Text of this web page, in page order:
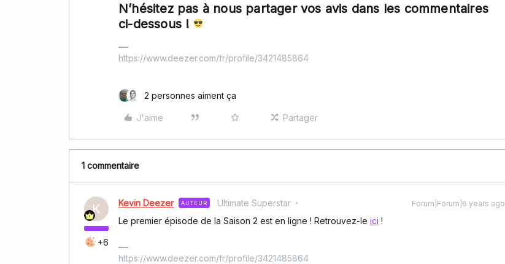
N’hésitez pas à nous partager vos avis dans les commentaires
ci-dessous !
https://www.deezer.com/fr/profile/3421485864
2 personnes aiment ça
J'aime Partager
1 commentaire
K
+6
Kevin Deezer AUTEUR Ultimate Superstar Forum|Forum|6 years ago
Le premier épisode de la Saison 2 est en ligne ! Retrouvez-le ici !
https://www.deezer.com/fr/profile/3421485864